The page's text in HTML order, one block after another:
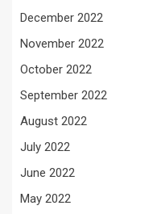
December 2022
November 2022
October 2022
September 2022
August 2022
July 2022
June 2022
May 2022